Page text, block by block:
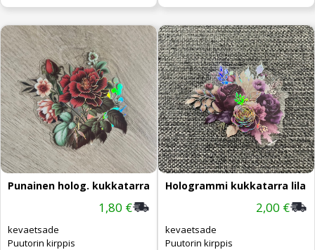
Punainen holog. kukkatarra
1,80 €
kevaetsade
Puutorin kirppis
Hologrammi kukkatarra lila
2,00 €
kevaetsade
Puutorin kirppis